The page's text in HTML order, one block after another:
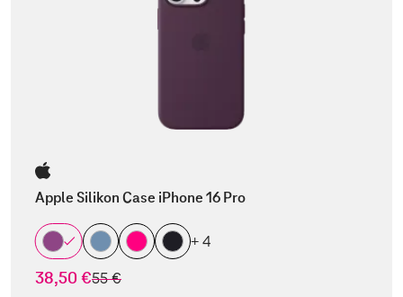
Apple Silikon Case iPhone 16 Pro
+ 4
38,50 €statt
55 €